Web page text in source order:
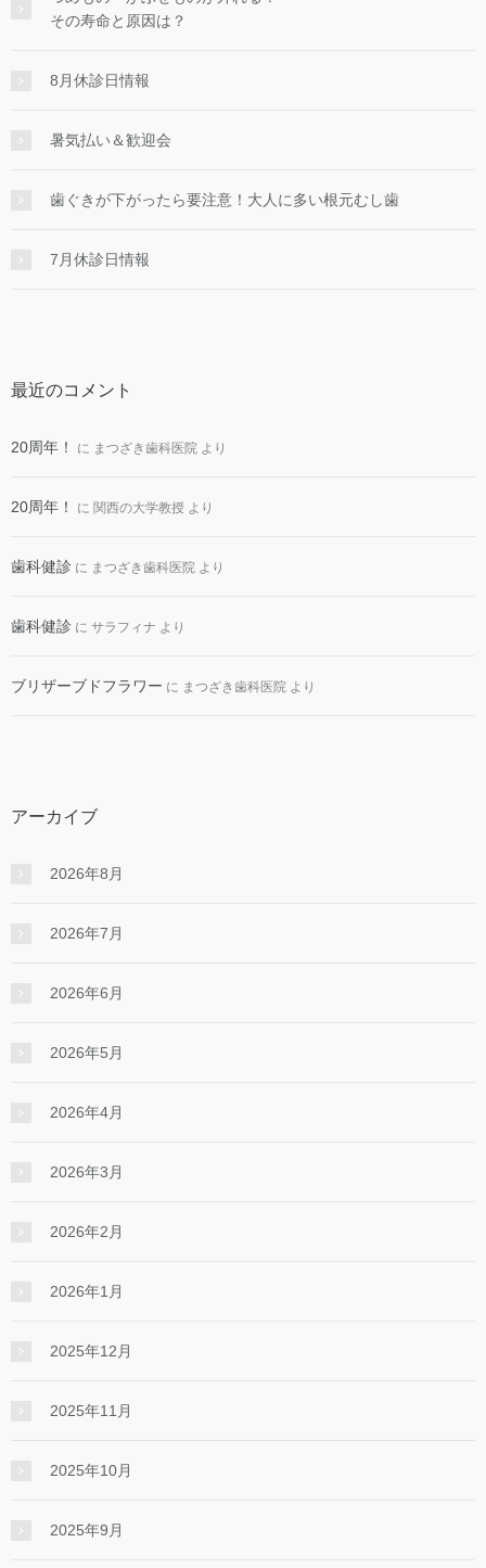
その寿命と原因は？
8月休診日情報
暑気払い＆歓迎会
歯ぐきが下がったら要注意！大人に多い根元むし歯
7月休診日情報
最近のコメント
20周年！ に まつざき歯科医院 より
20周年！ に 関西の大学教授 より
歯科健診 に まつざき歯科医院 より
歯科健診 に サラフィナ より
ブリザーブドフラワー に まつざき歯科医院 より
アーカイブ
2026年8月
2026年7月
2026年6月
2026年5月
2026年4月
2026年3月
2026年2月
2026年1月
2025年12月
2025年11月
2025年10月
2025年9月